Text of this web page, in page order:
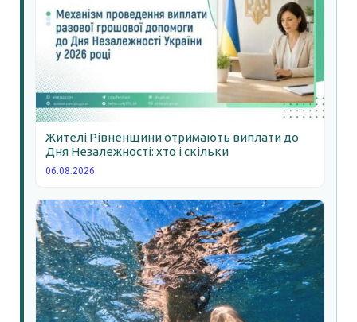
Жителі Рівненщини отримають виплати до
Дня Незалежності: хто і скільки
06.08.2026